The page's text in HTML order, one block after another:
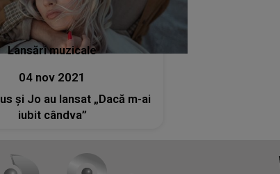
Lansări muzicale
04 nov 2021
și Jo au lansat „Dacă m-ai
iubit cândva”